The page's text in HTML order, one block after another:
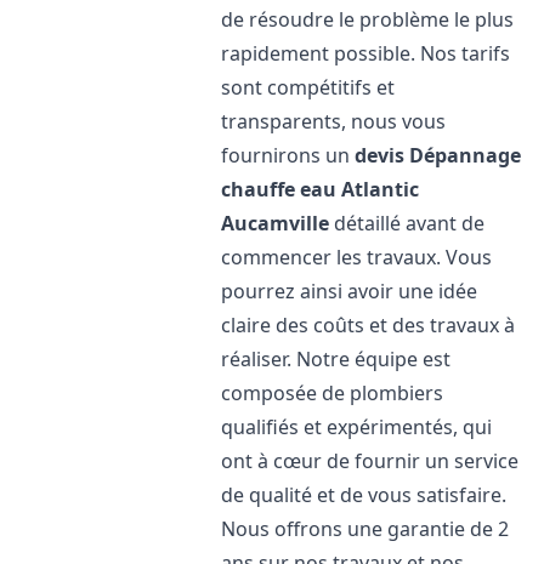
de résoudre le problème le plus
rapidement possible. Nos tarifs
sont compétitifs et
transparents, nous vous
fournirons undevis Dépannage
chauffe eau Atlantic
Aucamville détaillé avant de
commencer les travaux. Vous
pourrez ainsi avoir une idée
claire des coûts et des travaux à
réaliser. Notre équipe est
composée de plombiers
qualifiés et expérimentés, qui
ont à cœur de fournir un service
de qualité et de vous satisfaire.
Nous offrons une garantie de 2